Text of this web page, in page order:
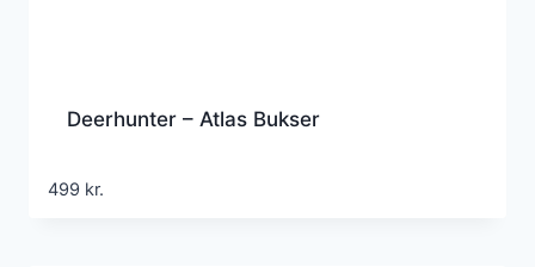
Deerhunter – Atlas Bukser
499 kr.